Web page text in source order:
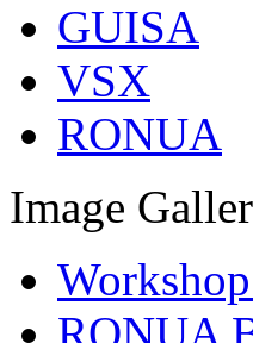
GUISA
VSX
RONUA
Image